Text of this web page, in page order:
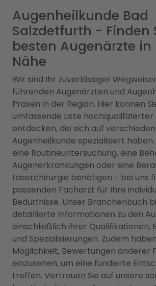
Augenheilkunde Bad
Salzdetfurth - Finden
besten Augenärzte in
Nähe
Wir sind Ihr zuverlässiger
führenden Augenärzten und
Praxen in der Region. Hier können
umfassende Liste
entdecken, die sich auf
Augenheilkunde spezialisiert haben.
eine Routineuntersuchung, eine
Augenerkrankungen oder eine
Laserchirurgie benötigen - bei uns
passenden Facharzt für Ihre
Bedürfnisse. Unser Branchenbuch
detaillierte Informationen zu den
einschließlich ihrer Qualifikationen,
und Spezialisierungen. Zudem
Möglichkeit, Bewertungen anderer
einzusehen, um eine fundierte
treffen. Vertrauen Sie auf unsere